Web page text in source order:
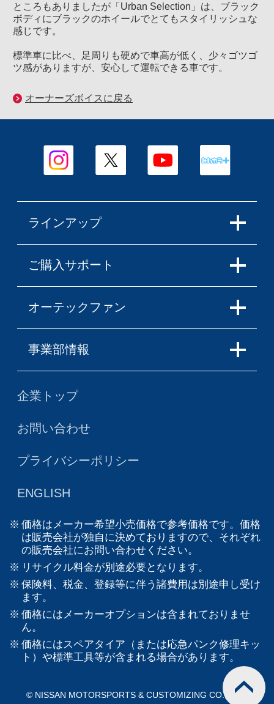
ところもありましたが「Urban Selection」は、ブラック
ボディにブラックのホイールでとてもスタイリッシュな
感じです。
標準車に比べ、足周りも硬めで車高が低く、少々ゴツゴ
ツ感がありますが、安心して運転できる車です。
オーナーズボイスに戻る
ラインアップ
ご購入サポート
オーテックファン
事業部情報
企業トップ
お問い合わせ
プライバシーポリシー
ENGLISH
価格はメーカー希望小売価格で参考価格です。価格
は販売会社が独自に決めておりますので、それぞれ
の販売会社にお問い合わせください。
リサイクル料金が別途必要となります。
保険料、税金、登録等に伴う諸費用は別途申し受け
ます。
価格にはメーカーオプションは含まれておりませ
ん。
価格にはスペアタイア（または応急パンク修理キッ
ト）や標準工具等が含まれる場合があります。
© NISSAN MOTORSPORTS & CUSTOMIZING CO., LTD.